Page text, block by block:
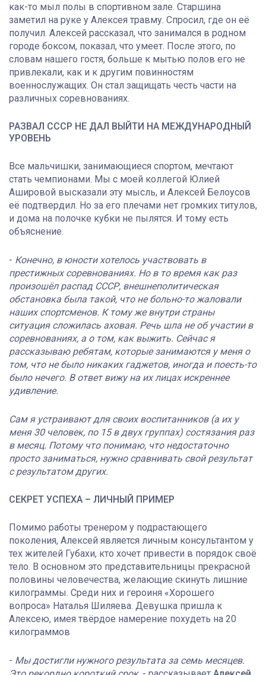
как-то мыл полы в спортивном зале. Старшина
заметил на руке у Алексея травму. Спросил, где он её
получил. Алексей рассказал, что занимался в родном
городе боксом, показал, что умеет. После этого, по
словам нашего гостя, больше к мытью полов его не
привлекали, как и к другим повинностям
военнослужащих. Он стал защищать честь части на
различных соревнованиях.
РАЗВАЛ СССР НЕ ДАЛ ВЫЙТИ НА МЕЖДУНАРОДНЫЙ
УРОВЕНЬ
Все мальчишки, занимающиеся спортом, мечтают
стать чемпионами. Мы с моей коллегой Юлией
Ашировой высказали эту мысль, и Алексей Белоусов
её подтвердил. Но за его плечами нет громких титулов,
и дома на полочке кубки не пылятся. И тому есть
объяснение.
- Конечно, в юности хотелось участвовать в
престижных соревнованиях. Но в то время как раз
произошёл распад СССР, внешнеполитическая
обстановка была такой, что не больно-то жаловали
наших спортсменов. К тому же внутри страны
ситуация сложилась аховая. Речь шла не об участии в
соревнованиях, а о том, как выжить. Сейчас я
рассказываю ребятам, которые занимаются у меня о
том, что не было никаких гаджетов, иногда и поесть-то
было нечего. В ответ вижу на их лицах искреннее
удивление.
Сам я устраивают для своих воспитанников (а их у
меня 30 человек, по 15 в двух группах) состязания раз
в месяц. Потому что понимаю, что недостаточно
просто заниматься, нужно сравнивать свой результат
с результатом других.
СЕКРЕТ УСПЕХА – ЛИЧНЫЙ ПРИМЕР
Помимо работы тренером у подрастающего
поколения, Алексей является личным консультантом у
тех жителей Губахи, кто хочет привести в порядок своё
тело. В основном это представительницы прекрасной
половины человечества, желающие скинуть лишние
килограммы. Среди них и героиня «Хорошего
вопроса» Наталья Шиляева. Девушка пришла к
Алексею, имея твёрдое намерение похудеть на 20
килограммов
- Мы достигли нужного результата за семь месяцев.